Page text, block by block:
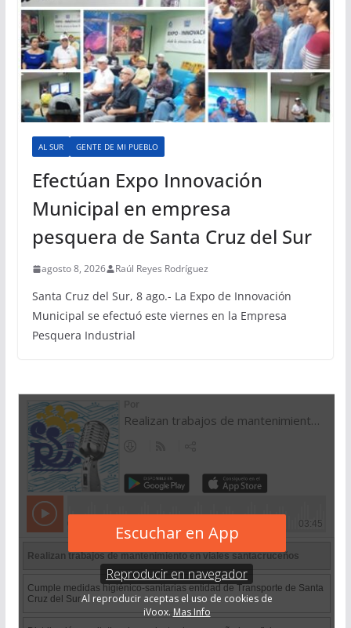
AL SUR GENTE DE MI PUEBLO
Efectúan Expo Innovación
Municipal en empresa
pesquera de Santa Cruz del Sur
agosto 8, 2026 Raúl Reyes Rodríguez
Santa Cruz del Sur, 8 ago.- La Expo de Innovación
Municipal se efectuó este viernes en la Empresa
Pesquera Industrial